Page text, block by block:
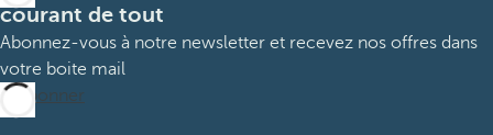
courant de tout
Abonnez-vous à notre newsletter et recevez nos offres dans
votre boite mail
M’abonner